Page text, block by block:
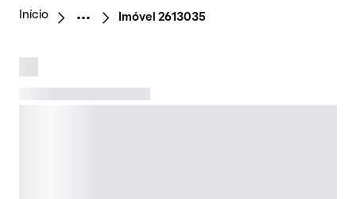
Início Imóvel 2613035